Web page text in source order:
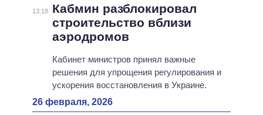
13:18
Кабмин разблокировал
строительство вблизи
аэродромов
Кабинет министров принял важные
решения для упрощения регулирования и
ускорения восстановления в Украине.
26 февраля, 2026